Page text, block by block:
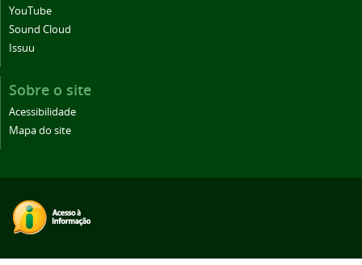
YouTube
Sound Cloud
Issuu
Sobre o site
Acessibilidade
Mapa do site